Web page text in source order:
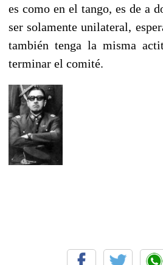
es como en el tango, es de a
ser solamente unilateral,
también tenga la misma
terminar el comité.